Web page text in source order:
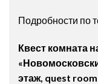
Подробности по
Квест комната
этаж, quest room